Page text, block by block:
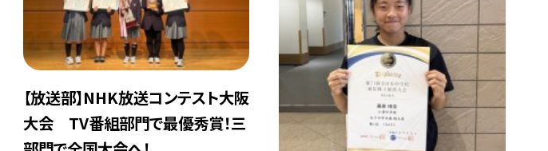
【放送部】NHK放送コンテスト大阪
大会 TV番組部門で最優秀賞！三